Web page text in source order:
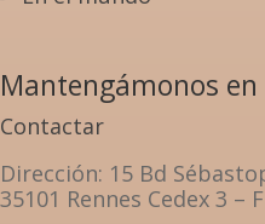
Mantengámonos
Contactar
Dirección: 15 Bd
35101 Rennes Cedex 3 –